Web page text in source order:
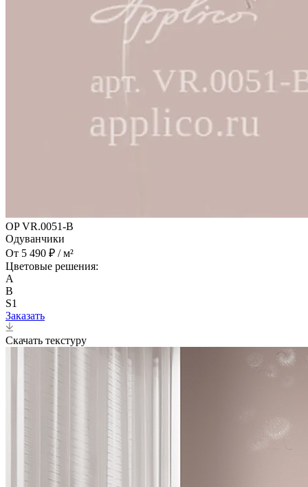
OP VR.0051-B
Одуванчики
От 5 490 ₽ / м²
Цветовые решения:
A
B
S1
Заказать
Скачать текстуру